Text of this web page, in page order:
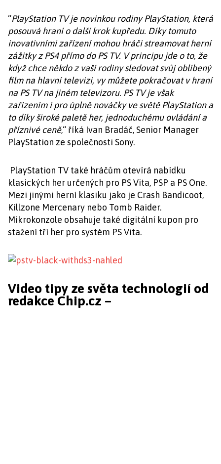
“PlayStation TV je novinkou rodiny PlayStation, která
posouvá hraní o další krok kupředu. Díky tomuto
inovativními zařízení mohou hráči streamovat herní
zážitky z PS4 přímo do PS TV. V principu jde o to, že
když chce někdo z vaší rodiny sledovat svůj oblíbený
film na hlavní televizi, vy můžete pokračovat v hraní
na PS TV na jiném televizoru. PS TV je však
zařízením i pro úplně nováčky ve světě PlayStation a
to díky široké paletě her, jednoduchému ovládání a
příznivé ceně,“ říká Ivan Bradáč, Senior Manager
PlayStation ze společnosti Sony.
PlayStation TV také hráčům otevírá nabídku
klasických her určených pro PS Vita, PSP a PS One.
Mezi jinými herní klasiku jako je Crash Bandicoot,
Killzone Mercenary nebo Tomb Raider.
Mikrokonzole obsahuje také digitální kupon pro
stažení tří her pro systém PS Vita.
Video tipy ze světa technologií od
redakce Chip.cz –